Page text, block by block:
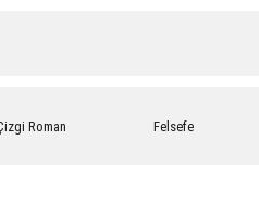
Roman Felsefe